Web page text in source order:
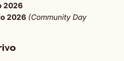
2026
2026 (Community Day